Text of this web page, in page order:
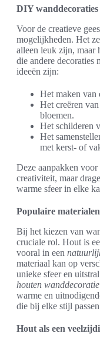
DIY
Voor de creatieve
mogelijkheden. Het
alleen leuk zijn, maar
die andere decoraties
ideeën zijn:
Het maken van
Het creëren
bloemen.
Het schilderen
Het
met kerst- of
Deze aanpakken
creativiteit, maar
warme sfeer in elke
Populaire
Bij het kiezen van
cruciale rol. Hout is
vooral in een
materiaal kan op
unieke sfeer en
houten wanddecoratie
warme en
die bij elke stijl
Hout als een